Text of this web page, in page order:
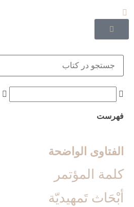
فهرست
الفتاوی الواضحة
كلمة المؤتمر
أبْحَاث تَمهيديّة